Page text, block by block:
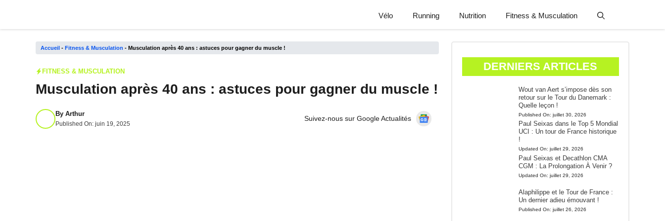
Vélo Running Nutrition Fitness & Musculation
Accueil - Fitness & Musculation - Musculation après 40 ans : astuces pour gagner du muscle !
FITNESS & MUSCULATION
Musculation après 40 ans : astuces pour gagner du muscle !
By Arthur
Published On: juin 19, 2025
Suivez-nous sur Google Actualités
DERNIERS ARTICLES
Wout van Aert s’impose dès son
retour sur le Tour du Danemark :
Quelle leçon !
Published On: juillet 30, 2026
Paul Seixas dans le Top 5 Mondial
UCI : Un tour de France historique
!
Updated On: juillet 29, 2026
Paul Seixas et Decathlon CMA
CGM : La Prolongation À Venir ?
Updated On: juillet 29, 2026
Alaphilippe et le Tour de France :
Un dernier adieu émouvant !
Published On: juillet 26, 2026